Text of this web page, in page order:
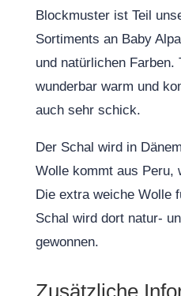
Blockmuster ist Teil
Sortiments an Baby
und natürlichen Farben.
wunderbar warm und
auch sehr schick.
Der Schal wird in
Wolle kommt aus Peru,
Die extra weiche Wolle
Schal wird dort natur-
gewonnen.
Zusätzliche